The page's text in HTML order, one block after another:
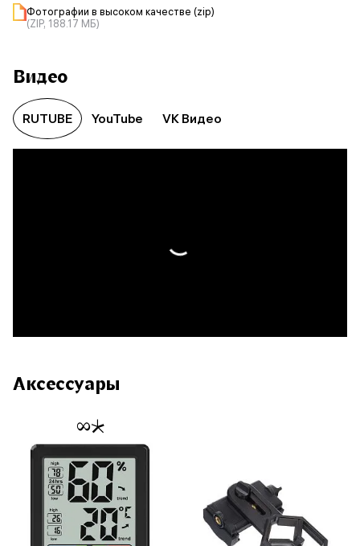
Фотографии в высоком качестве (zip)
(ZIP, 188.17 МБ)
Видео
RUTUBE YouTube VK Видео
Аксессуары